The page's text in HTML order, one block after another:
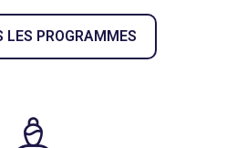
LES PROGRAMMES